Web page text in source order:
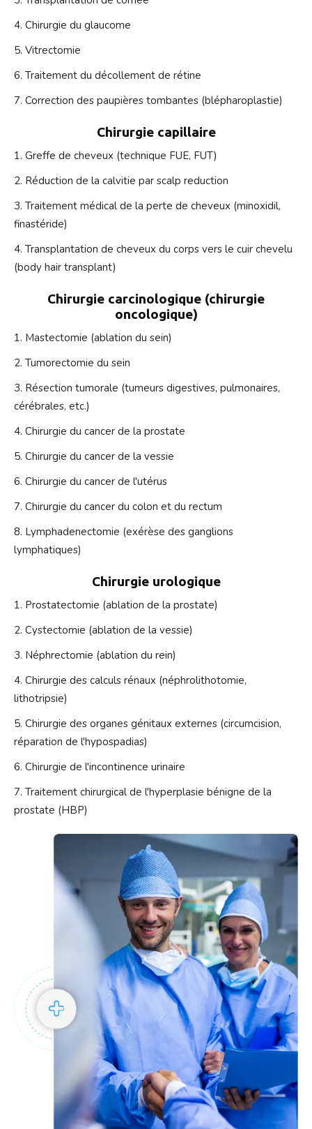
Chirurgie du glaucome
Vitrectomie
Traitement du décollement de rétine
Correction des paupières tombantes (blépharoplastie)
Chirurgie capillaire
Greffe de cheveux (technique FUE, FUT)
Réduction de la calvitie par scalp reduction
Traitement médical de la perte de cheveux (minoxidil,
finastéride)
Transplantation de cheveux du corps vers le cuir chevelu
(body hair transplant)
Chirurgie carcinologique (chirurgie
oncologique)
Mastectomie (ablation du sein)
Tumorectomie du sein
Résection tumorale (tumeurs digestives, pulmonaires,
cérébrales, etc.)
Chirurgie du cancer de la prostate
Chirurgie du cancer de la vessie
Chirurgie du cancer de l'utérus
Chirurgie du cancer du colon et du rectum
Lymphadenectomie (exérèse des ganglions
lymphatiques)
Chirurgie urologique
Prostatectomie (ablation de la prostate)
Cystectomie (ablation de la vessie)
Néphrectomie (ablation du rein)
Chirurgie des calculs rénaux (néphrolithotomie,
lithotripsie)
Chirurgie des organes génitaux externes (circumcision,
réparation de l'hypospadias)
Chirurgie de l'incontinence urinaire
Traitement chirurgical de l'hyperplasie bénigne de la
prostate (HBP)